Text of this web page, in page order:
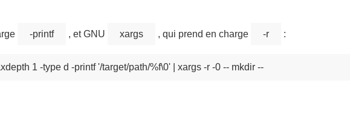
-printf , et GNU xargs , qui prend en charge -r :